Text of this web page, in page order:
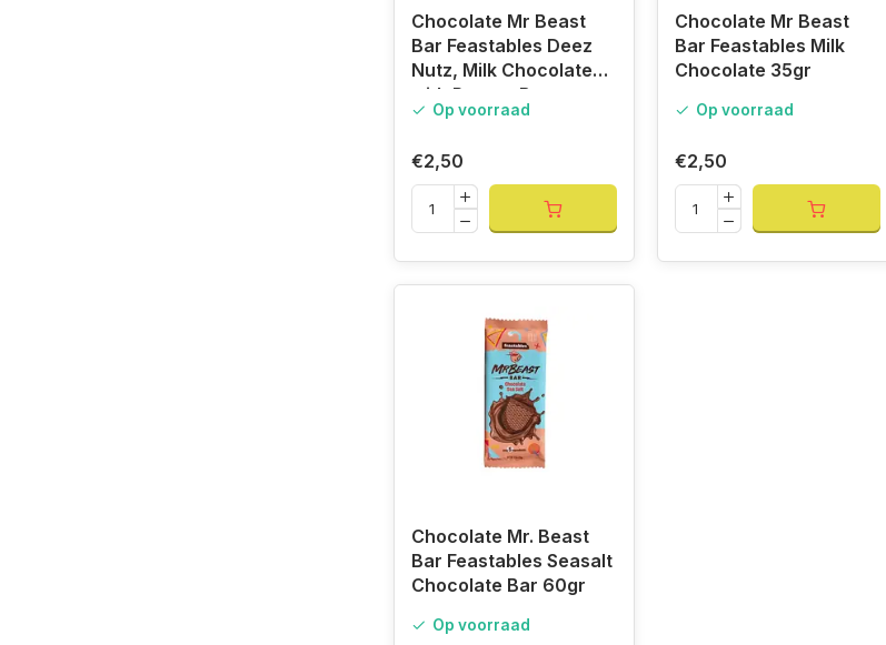
Chocolate Mr Beast
Bar Feastables Deez
Nutz, Milk Chocolate
with Peanut Butter
35grOp voorraad
€2,50
Chocolate Mr Beast
Bar Feastables Milk
Chocolate 35gr
Op voorraad
€2,50
Chocolate Mr. Beast
Bar Feastables Seasalt
Chocolate Bar 60gr
Op voorraad